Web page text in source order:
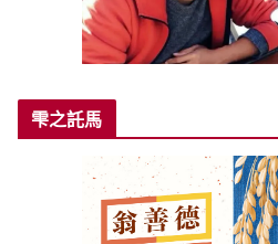
雫之託馬